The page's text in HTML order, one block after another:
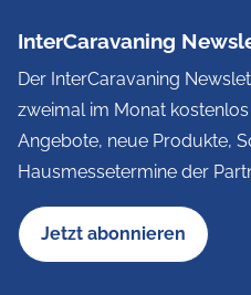
InterCaravaning
Der InterCaravaning
zweimal im Monat
Angebote, neue Produkte,
Hausmessetermine der
Jetzt abonnieren